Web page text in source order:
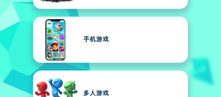
手机游戏
多人游戏